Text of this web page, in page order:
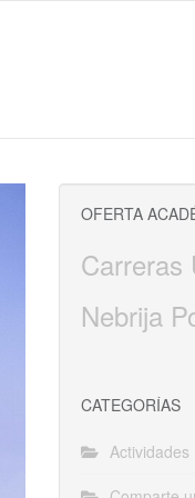
OFERTA
Carreras
Nebrija
CATEGORÍAS
Actividades